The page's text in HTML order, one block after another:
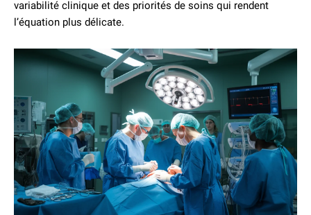
variabilité clinique et des priorités de soins qui rendent
l’équation plus délicate.